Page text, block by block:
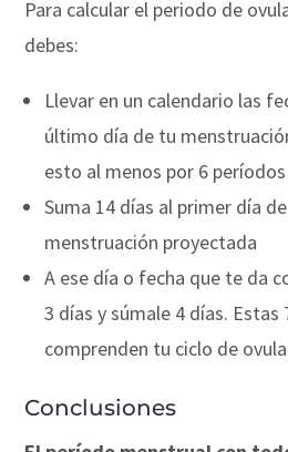
Para calcular el periodo de
debes:
Llevar en un calendario las
último día de tu
esto al menos por 6
Suma 14 días al primer día
menstruación proyectada
A ese día o fecha que te da
3 días y súmale 4 días. Estas
comprenden tu ciclo de
Conclusiones